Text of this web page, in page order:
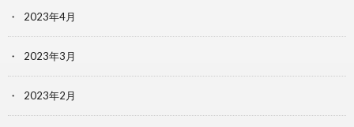
2023年4月
2023年3月
2023年2月